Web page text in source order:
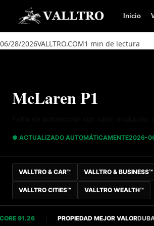
Saltar al contenido
Inicio
06/28/2026VALLTRO.COM1 min de lectura
McLaren P1
● ACTUALIZADO AUTOMÁTICAMENTE2026-
VALLTRO & CAR™ VALLTRO & BUSINESS™
VALLTRO CITIES™ VALLTRO WEALTH™
91.26 PROPIEDAD MEJOR VALORDUBAI